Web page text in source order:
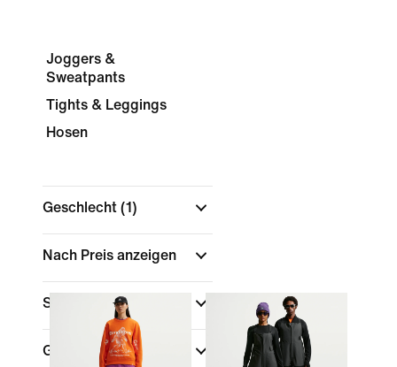
Joggers &
Sweatpants
Tights & Leggings
Hosen
Geschlecht (1)
Nach Preis anzeigen
Sale und Angebote
Größe